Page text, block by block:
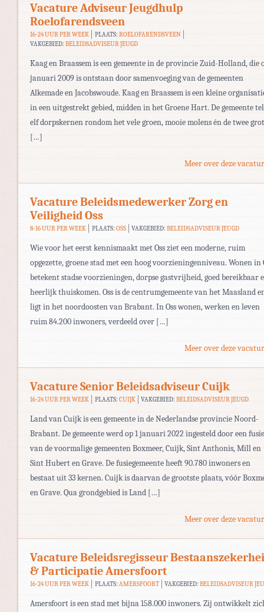
Vacature Adviseur Jeugdhulp
Roelofarendsveen
16-24 UUR PER WEEK PLAATS: ROELOFARENDSVEEN
VAKGEBIED: BELEIDSADVISEUR JEUGD
Kaag en Braassem is een gemeente in de provincie Zuid-Holland, die
januari 2009 is ontstaan door samenvoeging van de gemeenten
Alkemade en Jacobswoude. Kaag en Braassem is een kleine
in een uitgestrekt gebied, midden in het Groene Hart. De gemeente
elf dorpskernen rondom het vele groen, mooie molens én de twee
[…]
Meer over deze
Vacature Beleidsmedewerker Zorg en
Veiligheid Oss
8-16 UUR PER WEEK PLAATS: OSS VAKGEBIED:BELEIDSADVISEUR JEUGD
Wie voor het eerst kennismaakt met Oss ziet een moderne, ruim
opgezette, groene stad met een hoog voorzieningenniveau. Wonen in
betekent stadse voorzieningen, dorpse gastvrijheid, goed bereikbaar
heerlijk thuiskomen. Oss is de centrumgemeente van het Maasland
ligt in het noordoosten van Brabant. In Oss wonen, werken en leven
ruim 84.200 inwoners, verdeeld over […]
Meer over deze
Vacature Senior Beleidsadviseur Cuijk
16-24 UUR PER WEEK PLAATS: CUIJK VAKGEBIED:BELEIDSADVISEUR JEUGD
Land van Cuijk is een gemeente in de Nederlandse provincie Noord-
Brabant. De gemeente werd op 1 januari 2022 ingesteld door een fusie
van de voormalige gemeenten Boxmeer, Cuijk, Sint Anthonis, Mill en
Sint Hubert en Grave. De fusiegemeente heeft 90.780 inwoners en
bestaat uit 33 kernen. Cuijk is daarvan de grootste plaats, vóór
en Grave. Qua grondgebied is Land […]
Meer over deze
Vacature Beleidsregisseur
& Participatie Amersfoort
16-24 UUR PER WEEK PLAATS: AMERSFOORT VAKGEBIED:BELEIDSADVISEUR
Amersfoort is een stad met bijna 158.000 inwoners. Zij ontwikkelt